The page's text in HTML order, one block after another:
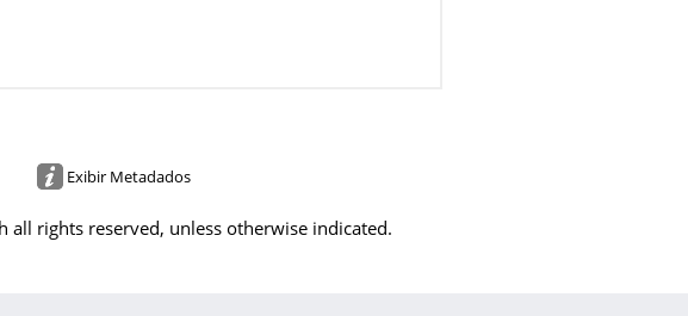
Exibir Metadados
all rights reserved, unless otherwise indicated.